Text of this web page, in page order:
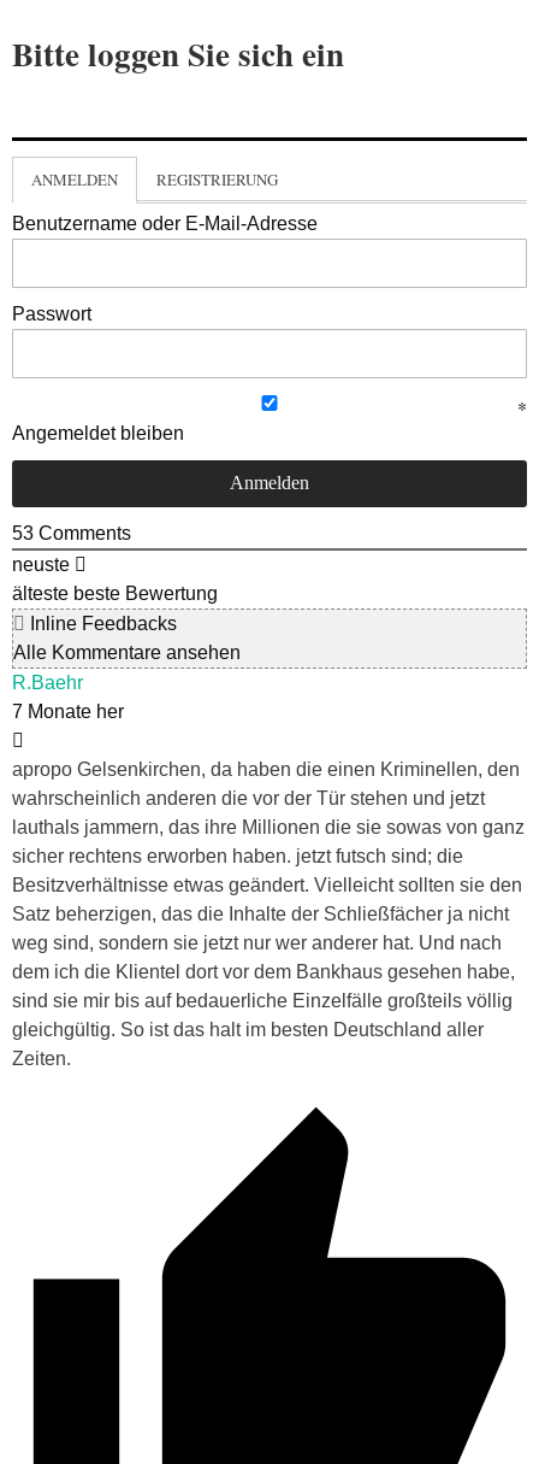
Bitte loggen Sie sich ein
ANMELDEN REGISTRIERUNG
Benutzername oder E-Mail-Adresse
Passwort
Angemeldet bleiben
53 Comments
neuste
älteste beste Bewertung
Inline Feedbacks
Alle Kommentare ansehen
R.Baehr
7 Monate her
apropo Gelsenkirchen, da haben die einen Kriminellen, den
wahrscheinlich anderen die vor der Tür stehen und jetzt
lauthals jammern, das ihre Millionen die sie sowas von ganz
sicher rechtens erworben haben. jetzt futsch sind; die
Besitzverhältnisse etwas geändert. Vielleicht sollten sie den
Satz beherzigen, das die Inhalte der Schließfächer ja nicht
weg sind, sondern sie jetzt nur wer anderer hat. Und nach
dem ich die Klientel dort vor dem Bankhaus gesehen habe,
sind sie mir bis auf bedauerliche Einzelfälle großteils völlig
gleichgültig. So ist das halt im besten Deutschland aller
Zeiten.